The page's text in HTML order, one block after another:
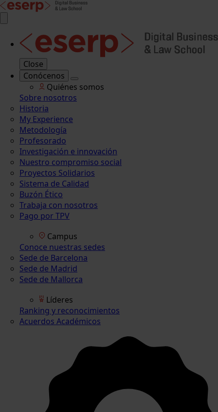
Close
Conócenos
Quiénes somos
Sobre nosotros
Historia
My Experience
Metodología
Profesorado
Investigación e innovación
Nuestro compromiso social
Proyectos Solidarios
Sistema de Calidad
Buzón Ético
Trabaja con nosotros
Pago por TPV
Campus
Conoce nuestras sedes
Sede de Barcelona
Sede de Madrid
Sede de Mallorca
Líderes
Ranking y reconocimientos
Acuerdos Académicos